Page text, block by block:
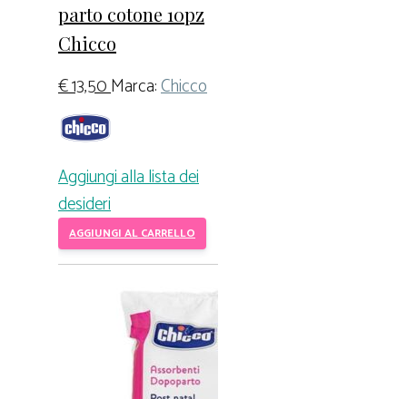
parto cotone 10pz
Chicco
€13,50Marca:Chicco
Aggiungi alla lista dei
desideri
AGGIUNGI AL CARRELLO